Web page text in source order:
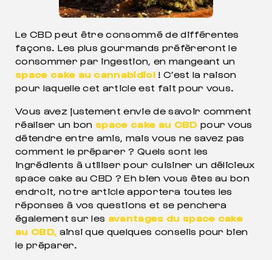
POUR DORMIR COMME JAMAIS
Le CBD peut être consommé de différentes
façons. Les plus gourmands préfèreront le
consommer par ingestion, en mangeant un
space cake au cannabidiol ! C’est la raison
pour laquelle cet article est fait pour vous.
Vous avez justement envie de savoir comment
réaliser un bon space cake au CBD pour vous
détendre entre amis, mais vous ne savez pas
comment le préparer ? Quels sont les
ingrédients à utiliser pour cuisiner un délicieux
space cake au CBD ? Eh bien vous êtes au bon
endroit, notre article apportera toutes les
réponses à vos questions et se penchera
également sur les avantages du space cake
au CBD, ainsi que quelques conseils pour bien
le préparer.